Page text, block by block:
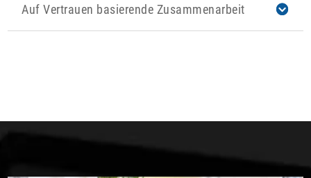
Auf Vertrauen basierende Zusammenarbeit